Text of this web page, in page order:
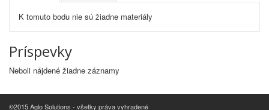
K tomuto bodu nie sú žiadne materiály
Príspevky
Neboli nájdené žiadne záznamy
©2015 Aglo Solutions - všetky práva vyhradené